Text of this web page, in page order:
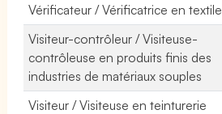
Vérificateur / Vérificatrice en textile
Visiteur-contrôleur / Visiteuse-
contrôleuse en produits finis des
industries de matériaux souples
Visiteur / Visiteuse en teinturerie